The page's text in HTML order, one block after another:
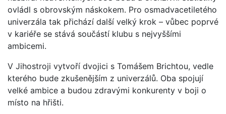
ovládl s obrovským náskokem. Pro osmadvacetiletého
univerzála tak přichází další velký krok – vůbec poprvé
v kariéře se stává součástí klubu s nejvyššími
ambicemi.
V Jihostroji vytvoří dvojici s Tomášem Brichtou, vedle
kterého bude zkušenějším z univerzálů. Oba spojují
velké ambice a budou zdravými konkurenty v boji o
místo na hřišti.